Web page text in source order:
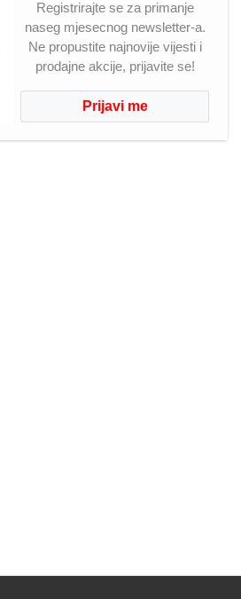
Registrirajte se za primanje
naseg mjesecnog newsletter-a.
Ne propustite najnovije vijesti i
prodajne akcije, prijavite se!
Prijavi me